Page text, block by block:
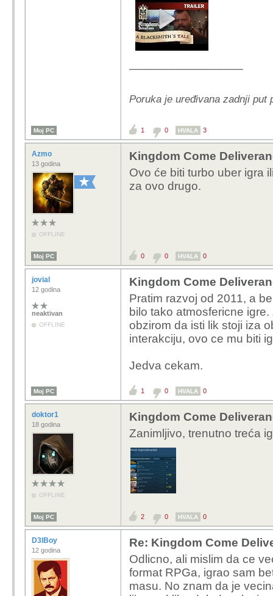
Poruka je uređivana zadnji put
Moj PC 1 0 HVALA 3
Azmo
13 godina
OFFLINE
Kingdom Come
Ovo će biti turbo uber igra
za ovo drugo.
Moj PC 0 0 HVALA 0
jovial
12 godina
neaktivan
OFFLINE
Kingdom Come
Pratim razvoj od 2011, a
bilo tako atmosfericne
obzirom da isti lik stoji iza
interakciju, ovo ce mu biti
Jedva cekam.
Moj PC 1 0 HVALA 0
doktor1
18 godina
OFFLINE
Kingdom Come
Zanimljivo, trenutno treća
Moj PC 2 0 HVALA 0
D3lBoy
12 godina
Re: Kingdom Come
Odlicno, ali mislim da ce
format RPGa, igrao sam
masu. No znam da je